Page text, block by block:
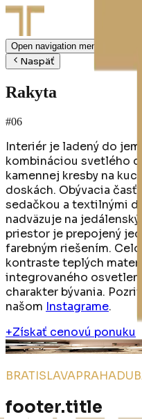
Open navigation menu
Naspäť
Rakyta
#06
Interiér je ladený do
kombináciou svetlého
kamennej kresby na
doskách. Obývacia časť
sedačkou a textilnými
nadväzuje na
priestor je prepojený
farebným riešením.
kontraste teplých
integrovaného
charakter bývania.
našom Instagrame.
+Získať cenovú ponuku
Vydrican°7
BRATISLAVAPRAHA
footer.title